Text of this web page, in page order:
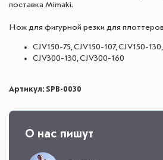
поставка Mimaki.
Нож для фигурной резки для
CJV150-75, CJV150-107, CJV150-
CJV300-130, CJV300-160
Артикул: SPB-0030
О нас пишут